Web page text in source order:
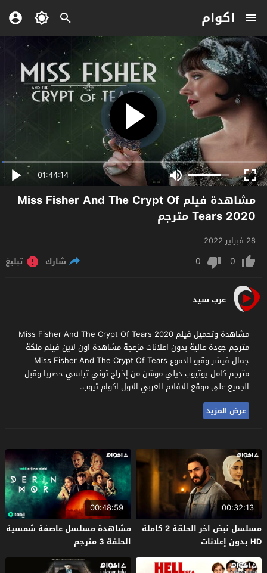
اكوام
01:44:14
مشاهدة فيلم Miss Fisher And The Crypt Of
Tears 2020 مترجم
28 فبراير 2022
0
0 شارك تبليغ
عرب سيد
مشاهدة وتحميل فيلم Miss Fisher And The Crypt Of Tears 2020
مترجم جودة عالية بدون اعلانات مزعجة مشاهدة اون لاين فيلم ملكة
جمال فيشر وقبو الدموع Miss Fisher And The Crypt Of Tears
مترجم كامل يوتيوب ديلي موشن من إخراج توني تيلسي حصريا وقبل
الجميع على موقع الافلام العربي الاول اكوام تيوب.
عرض المزيد
00:32:13
مسلسل نبض اخر الحلقة 2 كاملة
HD بدون إعلانات
00:48:59
مشاهدة مسلسل عاصفة شمسية
الحلقة 3 مترجم